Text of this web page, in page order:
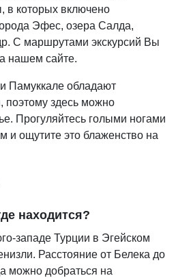
в которых включено
Эфес, озера Салда,
С маршрутами экскурсий Вы
нашем сайте.
Памуккале обладают
поэтому здесь можно
Прогуляйтесь голыми ногами
и ощутите это блаженство на
находится?
западе Турции в Эгейском
Расстояние от Белека до
можно добраться на